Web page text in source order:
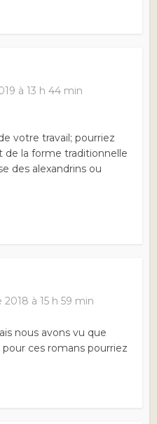
à 13 h 44 min
votre travail; pourriez
de la forme traditionnelle
des alexandrins ou
à 15 h 59 min
nous avons vu que
ces romans pourriez